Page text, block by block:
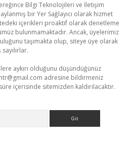
Bilgi Teknolojileri ve İletişim
bir Yer Sağlayıcı olarak hizmet
içerikleri proaktif olarak denetleme
bulunmamaktadır. Ancak, üyelerimiz
taşımakta olup, siteye üye olarak
aykırı olduğunu düşündüğünüz
adresine bildirmeniz
içerisinde sitemizden kaldırılacaktır.